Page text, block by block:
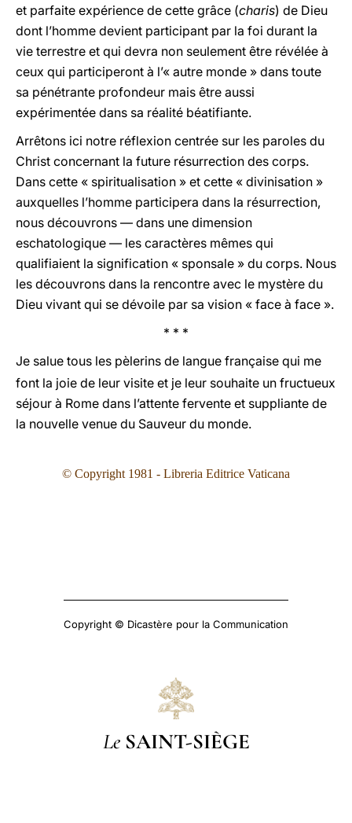
et parfaite expérience de cette grâce (charis) de Dieu
dont l’homme devient participant par la foi durant la
vie terrestre et qui devra non seulement être révélée à
ceux qui participeront à l’« autre monde » dans toute
sa pénétrante profondeur mais être aussi
expérimentée dans sa réalité béatifiante.
Arrêtons ici notre réflexion centrée sur les paroles du
Christ concernant la future résurrection des corps.
Dans cette « spiritualisation » et cette « divinisation »
auxquelles l’homme participera dans la résurrection,
nous découvrons — dans une dimension
eschatologique — les caractères mêmes qui
qualifiaient la signification « sponsale » du corps. Nous
les découvrons dans la rencontre avec le mystère du
Dieu vivant qui se dévoile par sa vision « face à face ».
* * *
Je salue tous les pèlerins de langue française qui me
font la joie de leur visite et je leur souhaite un fructueux
séjour à Rome dans l’attente fervente et suppliante de
la nouvelle venue du Sauveur du monde.
© Copyright 1981 - Libreria Editrice Vaticana
Copyright © Dicastère pour la Communication
Le SAINT-SIÈGE